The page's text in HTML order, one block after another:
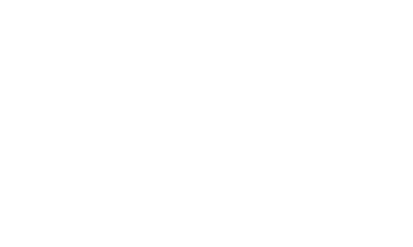
wp-
single.php
wp-
single.php